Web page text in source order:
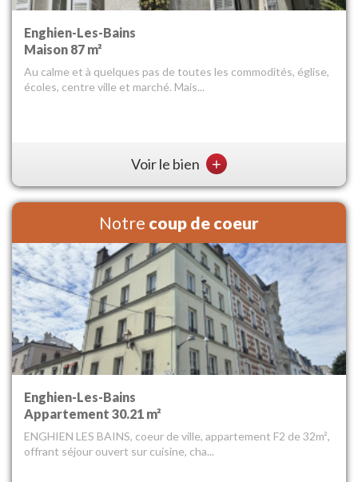
Deuil-La-Barre
Maison 83.5 m²
Découvrez cette charmante maison à vendre à Deuil-la-Barre,
idéalement située à 3 minutes à pied ...
Voir le bien +
Notre coup de coeur
Montmorency
Appartement 40.69 m²
Découvrez cet appartement lumineux de 2 pièces principales
situé au 5e étage et dernier étage dan...